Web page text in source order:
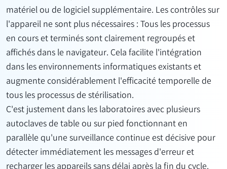
matériel ou de logiciel supplémentaire. Les contrôles sur
l'appareil ne sont plus nécessaires : Tous les processus
en cours et terminés sont clairement regroupés et
affichés dans le navigateur. Cela facilite l'intégration
dans les environnements informatiques existants et
augmente considérablement l'efficacité temporelle de
tous les processus de stérilisation.
C'est justement dans les laboratoires avec plusieurs
autoclaves de table ou sur pied fonctionnant en
parallèle qu'une surveillance continue est décisive pour
détecter immédiatement les messages d'erreur et